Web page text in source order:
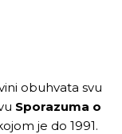
obuhvata svu
Sporazuma o
je do 1991.